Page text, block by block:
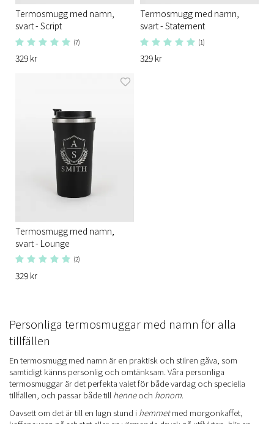
Termosmugg med namn,
svart - Script
(7)
329 kr
Termosmugg med namn,
svart - Statement
(1)
329 kr
Termosmugg med namn,
svart - Lounge
(2)
329 kr
Personliga termosmuggar med namn för alla
tillfällen
En termosmugg med namn är en praktisk och stilren gåva, som
samtidigt känns personlig och omtänksam. Våra personliga
termosmuggar är det perfekta valet för både vardag och speciella
tillfällen, och passar både till henneoch honom.
Oavsett om det är till en lugn stund i hemmetmed morgonkaffet,